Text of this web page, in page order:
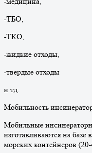
-ТБО,
-ТКО,
-жидкие отходы,
-твердые отходы
и тд.
Мобильность
Мобильные
изготавливаются на базе
морских контейнеров